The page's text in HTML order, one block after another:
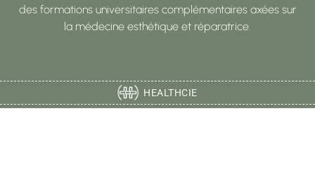
des formations universitaires complémentaires axées sur
la médecine esthétique et réparatrice.
HEALTHCIE